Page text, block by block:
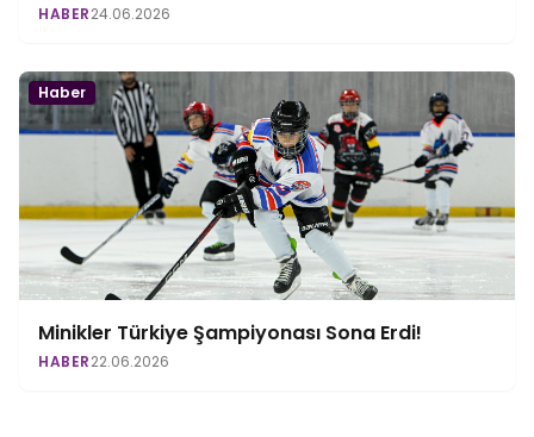
HABER24.06.2026
Haber
Minikler Türkiye Şampiyonası Sona Erdi!
HABER22.06.2026